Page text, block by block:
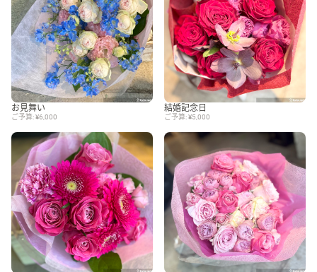
お見舞い
ご予算: ¥6,000
結婚記念日
ご予算: ¥5,000